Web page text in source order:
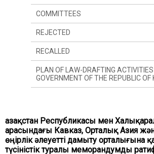
Қазақстан Республикасы мен
арасындағы Кавказ, Орталық Азия
өңірлік әлеуетті дамыту орталығына
түсіністік туралы меморандумды
SINCE LAST SESSION
THE PRESIDENT
DEPUTIES
GOVERNMENT
COMMITTEES
COMMITTEE ON
JUDICIARY SYSTEM AND LAW
AGENCIES
COMMITTEE ON FINANCES AND
COMMITTEE ON INTERNATIONAL
MANAGEMENT AND RURAL
COMMITTEE ON SOCIAL AND
DEVELOPMENT AND SCIENCE
REJECTED
RECALLED
PLAN OF LAW-DRAFTING
GOVERNMENT OF THE REPUBLIC